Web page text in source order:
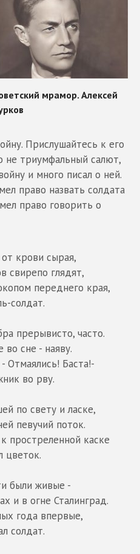
Прислушайтесь к его
триумфальный салют,
и много писал о ней.
право назвать солдата
право говорить о
крови сырая,
свирепо глядят,
переднего края,
солдат.
прерывисто, часто.
во сне - наяву.
Отмаялись! Баста!-
во рву.
по свету и ласке,
певучий поток.
простреленной каске
цветок.
были живые -
и в огне Сталинград.
года впервые,
солдат.